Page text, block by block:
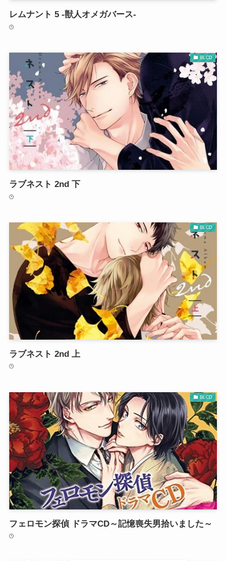
レムナント 5 -獣人オメガバース-
BLCD
ラブネスト 2nd 下
BLCD
ラブネスト 2nd 上
BLCD
フェロモン探偵 ドラマCD～記憶喪失男拾いました～